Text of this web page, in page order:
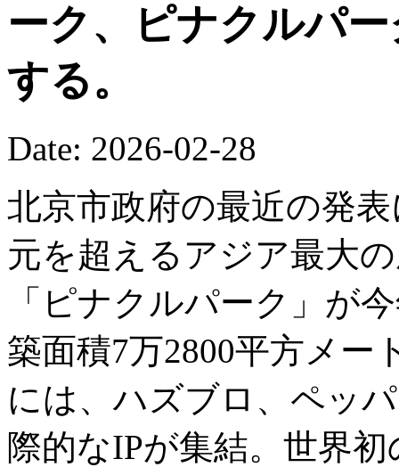
ーク、ピナクルパ
する。
Date: 2026-02-28
北京市政府の最近の発
元を超えるアジア最大
「ピナクルパーク」が
築面積7万2800平方メ
には、ハズブロ、ペッ
際的なIPが集結。世界